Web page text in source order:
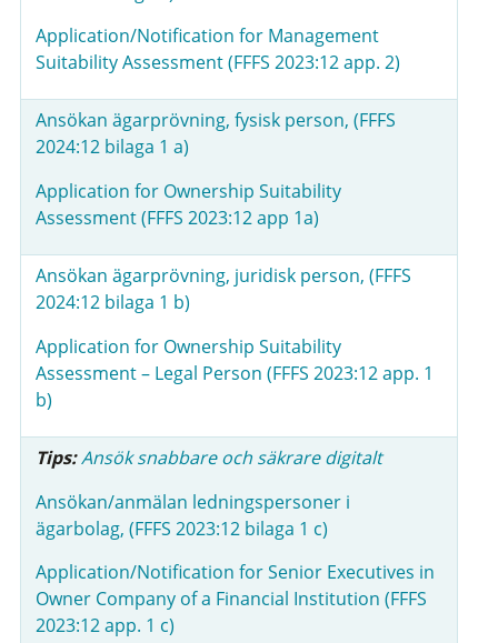
Application/Notification for Management
Suitability Assessment (FFFS 2023:12 app. 2)
Ansökan ägarprövning, fysisk person, (FFFS
2024:12 bilaga 1 a)
Application for Ownership Suitability
Assessment (FFFS 2023:12 app 1a)
Ansökan ägarprövning, juridisk person, (FFFS
2024:12 bilaga 1 b)
Application for Ownership Suitability
Assessment – Legal Person (FFFS 2023:12 app. 1
b)
Tips:Ansök snabbare och säkrare digitalt
Ansökan/anmälan ledningspersoner i
ägarbolag, (FFFS 2023:12 bilaga 1 c)
Application/Notification for Senior Executives in
Owner Company of a Financial Institution (FFFS
2023:12 app. 1 c)